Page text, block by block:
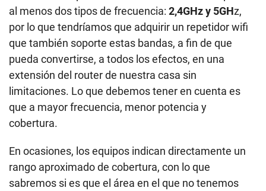
al menos dos tipos de frecuencia: 2,4GHz y 5GHz,
por lo que tendríamos que adquirir un repetidor wifi
que también soporte estas bandas, a fin de que
pueda convertirse, a todos los efectos, en una
extensión del router de nuestra casa sin
limitaciones. Lo que debemos tener en cuenta es
que a mayor frecuencia, menor potencia y
cobertura.
En ocasiones, los equipos indican directamente un
rango aproximado de cobertura, con lo que
sabremos si es que el área en el que no tenemos